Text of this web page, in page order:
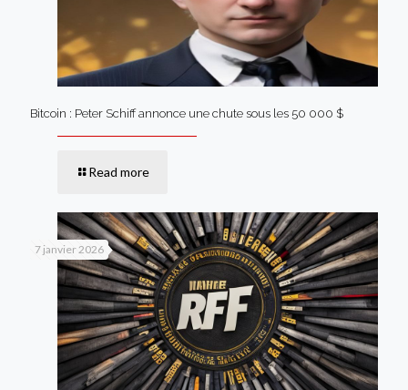
Bitcoin : Peter Schiff annonce une chute sous les 50 000 $
Read more
7 janvier 2026